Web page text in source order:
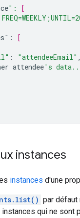
":
[
" :
[
: "attendeeEmail" ,
attendee's
instances
instances d'une
par défaut
instances qui ne sont